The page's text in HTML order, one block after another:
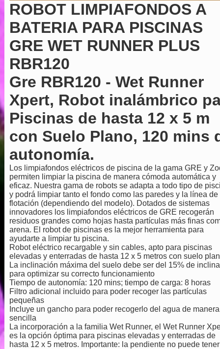
ROBOT LIMPIAFONDOS A
BATERIA PARA PISCINAS
GRE WET RUNNER PLUS
RBR120
Gre RBR120 - Wet Runner
Xpert, Robot inalámbrico
Piscinas de hasta 12 x 5 m
con Suelo Plano, 120 mins
autonomía.
Los limpiafondos eléctricos de piscina de la gama GRE y
permiten limpiar la piscina de manera cómoda automática y
eficaz. Nuestra gama de robots se adapta a todo tipo de
y podrá limpiar tanto el fondo como las paredes y la línea de
flotación (dependiendo del modelo). Dotados de sistemas
innovadores los limpiafondos eléctricos de GRE recogerán
residuos grandes como hojas hasta partículas más finas
arena. El robot de piscinas es la mejor herramienta para
ayudarte a limpiar tu piscina.
Robot eléctrico recargable y sin cables, apto para piscinas
elevadas y enterradas de hasta 12 x 5 metros con suelo
La inclinación máxima del suelo debe ser del 15% de
para optimizar su correcto funcionamiento
Tiempo de autonomía: 120 mins; tiempo de carga: 8 horas
Filtro adicional incluido para poder recoger las partículas
pequeñas
Incluye un gancho para poder recogerlo del agua de manera
sencilla
La incorporación a la familia Wet Runner, el Wet Runner
es la opción óptima para piscinas elevadas y enterradas de
hasta 12 x 5 metros. Importante: la pendiente no puede